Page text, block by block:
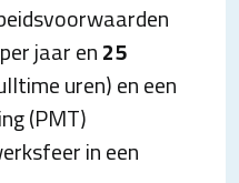
per jaar en25
uren) en een
(PMT)
in een